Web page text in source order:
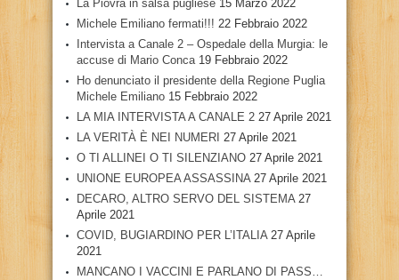
La Piovra in salsa pugliese 15 Marzo 2022
Michele Emiliano fermati!!! 22 Febbraio 2022
Intervista a Canale 2 – Ospedale della Murgia: le
accuse di Mario Conca 19 Febbraio 2022
Ho denunciato il presidente della Regione Puglia
Michele Emiliano 15 Febbraio 2022
LA MIA INTERVISTA A CANALE 2 27 Aprile 2021
LA VERITÀ È NEI NUMERI 27 Aprile 2021
O TI ALLINEI O TI SILENZIANO 27 Aprile 2021
UNIONE EUROPEA ASSASSINA 27 Aprile 2021
DECARO, ALTRO SERVO DEL SISTEMA 27
Aprile 2021
COVID, BUGIARDINO PER L’ITALIA 27 Aprile
2021
MANCANO I VACCINI E PARLANO DI PASS…